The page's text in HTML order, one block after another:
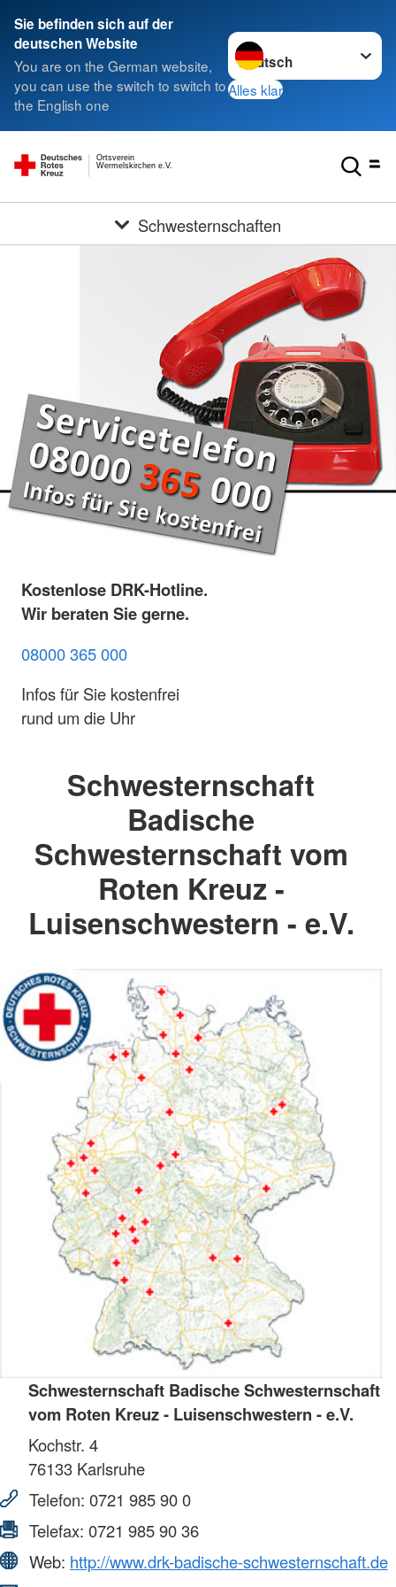
Sie befinden sich auf der
deutschen Website
You are on the German website,
you can use the switch to switch to
the English one
Sprache wechseln zu
Alles klar
Wermelskirchen e.V.
Ortsverein
Schwesternschaften
Kostenlose DRK-Hotline.
Wir beraten Sie gerne.
08000 365 000
Infos für Sie kostenfrei
rund um die Uhr
Schwesternschaft
Badische
Schwesternschaft vom
Roten Kreuz -
Luisenschwestern - e.V.
Schwesternschaft Badische Schwesternschaft
vom Roten Kreuz - Luisenschwestern - e.V.
Kochstr. 4
76133 Karlsruhe
Telefon: 0721 985 90 0
Telefax: 0721 985 90 36
Web: http://www.drk-badische-schwesternschaft.de